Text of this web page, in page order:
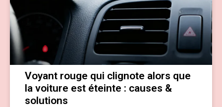
Voyant rouge qui clignote alors que
la voiture est éteinte : causes &
solutions